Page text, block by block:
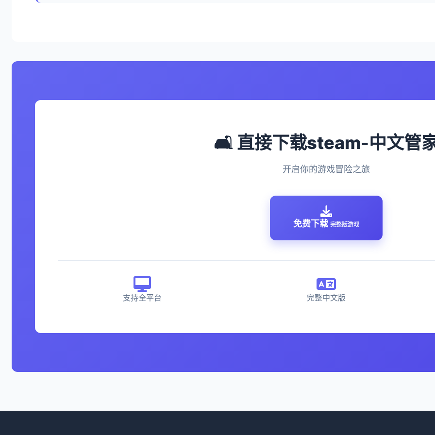
🛋️ 直接下载steam-中文管
开启你的游戏冒险之旅
免费下载 完整版游戏
支持全平台 完整中文版